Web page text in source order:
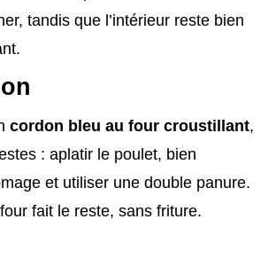
tandis que l’intérieur reste bien
cordon bleu au four croustillant,
: aplatir le poulet, bien
et utiliser une double panure.
fait le reste, sans friture.